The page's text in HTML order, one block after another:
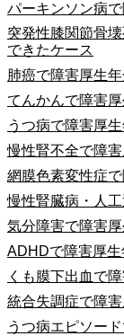
パーキンソン病
突発性膝関節骨
できたケース
肺癌で障害厚生
てんかんで障害
うつ病で障害厚
慢性腎不全で障
網膜色素変性症
慢性腎臓病・人
気分障害で障害
ADHDで障害厚
くも膜下出血で
統合失調症で障
うつ病エピソー